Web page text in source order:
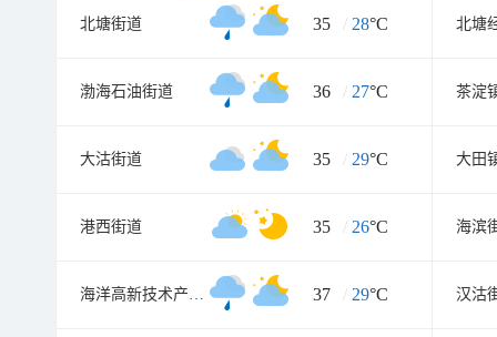
北塘街道 35 / 28°C 北塘
渤海石油街道 36 / 27°C 茶淀
大沽街道 35 / 29°C 大田
港西街道 35 / 26°C 海滨
海洋高新技术产业园区 37 / 29°C 汉沽